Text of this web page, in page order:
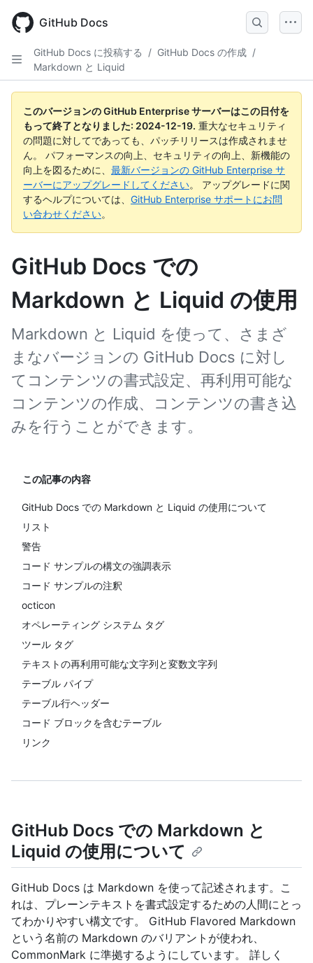
main
GitHub Docs
GitHub Docs に投稿する / GitHub Docs の作成 /
Markdown と Liquid
このバージョンの GitHub Enterprise サーバーはこの日付を
もって終了となりました: 2024-12-19. 重大なセキュリティ
の問題に対してであっても、パッチリリースは作成されませ
ん。 パフォーマンスの向上、セキュリティの向上、新機能の
向上を図るために、 最新バージョンの GitHub Enterprise サ
ーバーにアップグレードしてください。 アップグレードに関
するヘルプについては、 GitHub Enterprise サポートにお問
い合わせください。
GitHub Docs での
Markdown と Liquid の使用
Markdown と Liquid を使って、さまざ
まなバージョンの GitHub Docs に対し
てコンテンツの書式設定、再利用可能な
コンテンツの作成、コンテンツの書き込
みを行うことができます。
この記事の内容
GitHub Docs での Markdown と Liquid の使用について
リスト
警告
コード サンプルの構文の強調表示
コード サンプルの注釈
octicon
オペレーティング システム タグ
ツール タグ
テキストの再利用可能な文字列と変数文字列
テーブル パイプ
テーブル行ヘッダー
コード ブロックを含むテーブル
リンク
GitHub Docs での Markdown と
Liquid の使用について
GitHub Docs は Markdown を使って記述されます。こ
れは、プレーンテキストを書式設定するための人間にとっ
てわかりやすい構文です。 GitHub Flavored Markdown
という名前の Markdown のバリアントが使われ、
CommonMark に準拠するようにしています。 詳しく